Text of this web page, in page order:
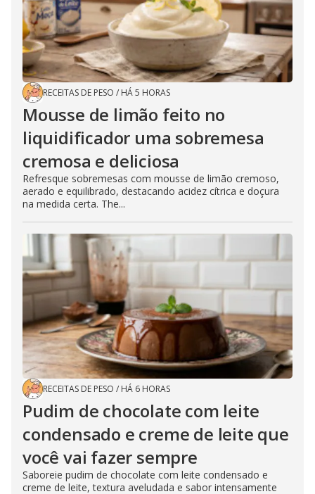
RECEITAS DE PESO / HÁ 5 HORAS
Mousse de limão feito no
liquidificador uma sobremesa
cremosa e deliciosa
Refresque sobremesas com mousse de limão cremoso,
aerado e equilibrado, destacando acidez cítrica e doçura
na medida certa. The...
RECEITAS DE PESO / HÁ 6 HORAS
Pudim de chocolate com leite
condensado e creme de leite que
você vai fazer sempre
Saboreie pudim de chocolate com leite condensado e
creme de leite, textura aveludada e sabor intensamente